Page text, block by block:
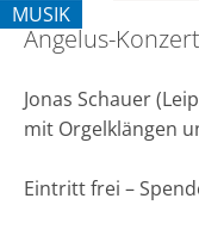
MUSIK
KATEGORIE: MUSIK
Angelus-
Jonas Schauer
mit Orgelklängen
Eintritt frei –